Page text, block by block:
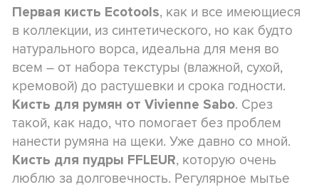
Первая кисть Ecotools, как и все имеющиеся
в коллекции, из синтетического, но как будто
натурального ворса, идеальна для меня во
всем – от набора текстуры (влажной, сухой,
кремовой) до растушевки и срока годности.
Кисть для румян от Vivienne Sabo. Срез
такой, как надо, что помогает без проблем
нанести румяна на щеки. Уже давно со мной.
Кисть для пудры FFLEUR, которую очень
люблю за долговечность. Регулярное мытье